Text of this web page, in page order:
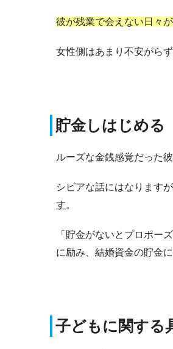
彼が残業で会えない日々
女性側はあまり不安がら
貯金しはじめる
ルーズな金銭感覚だった
シビアな話にはなりますが
す。
「貯金がないとプロポー
に励み、結婚資金の貯金
子どもに関する